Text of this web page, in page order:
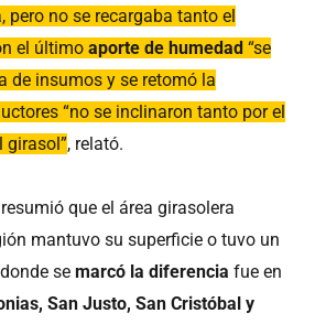
pero no se recargaba tanto el
el último aporte de humedad “se
de insumos y se retomó la
“no se inclinaron tanto por el
girasol”, relató.
que el área girasolera
mantuvo su superficie o tuvo un
se marcó la diferencia fue en
San Justo, San Cristóbal y